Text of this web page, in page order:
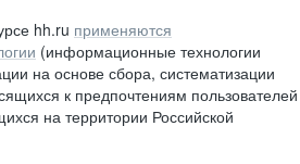
hh.ru применяются
(информационные технологии
на основе сбора, систематизации
к предпочтениям пользователей
на территории Российской